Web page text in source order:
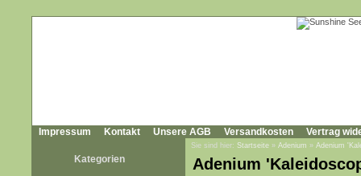
Impressum Kontakt Unsere AGB Versandkosten Vertrag
Kategorien
Sie sind hier: Startseite » Adenium » Adenium
Adenium